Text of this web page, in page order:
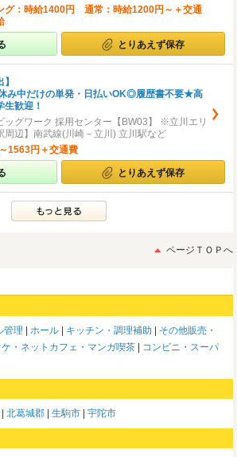
グ：時給1400円 通常：時給1200円～＋交通
とりあえず保存
み中だけの単発・日払いOK◎履歴書不要★高
生歓迎！
ッグワーク 採用センター【BW03】 ※立川エリ
周辺】南武線(川崎－立川) 立川駅など
1563円＋交通費
とりあえず保存
ページＴＯＰへ
管理 ホール キッチン・調理補助
その他販売・
ケ・ネットカフェ・マンガ喫茶
コンビニ・スーパ
北葛城郡 生駒市 宇陀市